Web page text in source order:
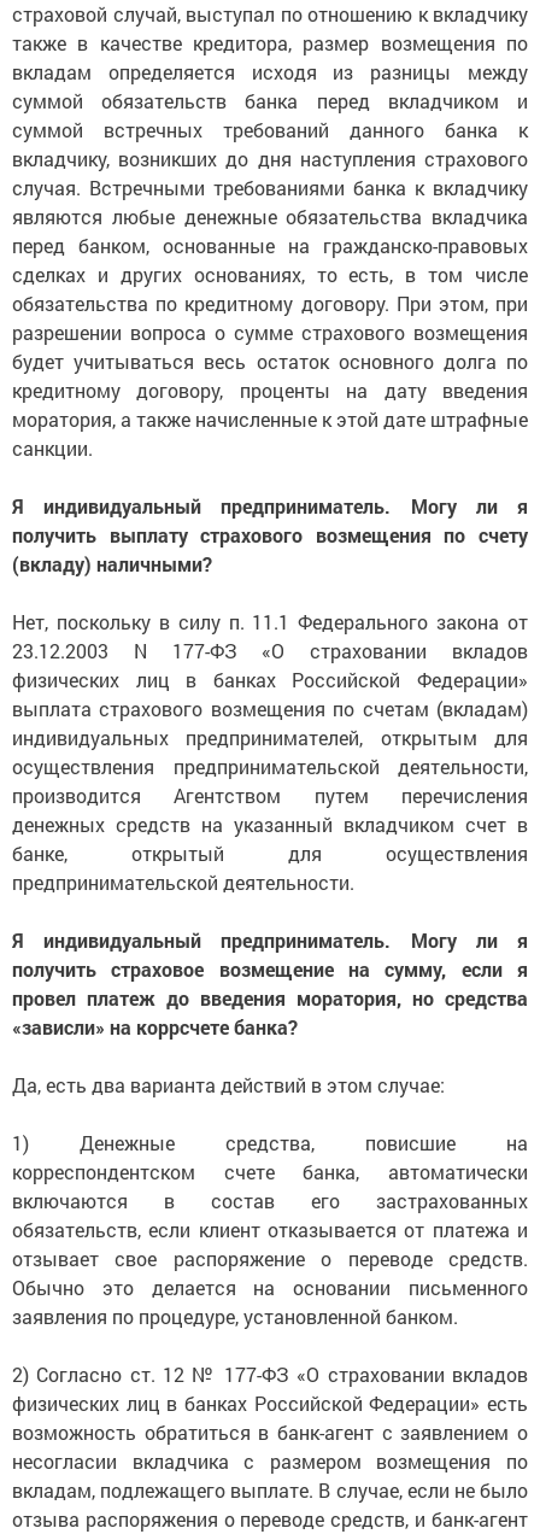
страховой случай, выступал по отношению к вкладчику
также в качестве кредитора, размер возмещения по
вкладам определяется исходя из разницы между
суммой обязательств банка перед вкладчиком и
суммой встречных требований данного банка к
вкладчику, возникших до дня наступления страхового
случая. Встречными требованиями банка к вкладчику
являются любые денежные обязательства вкладчика
перед банком, основанные на гражданско-правовых
сделках и других основаниях, то есть, в том числе
обязательства по кредитному договору. При этом, при
разрешении вопроса о сумме страхового возмещения
будет учитываться весь остаток основного долга по
кредитному договору, проценты на дату введения
моратория, а также начисленные к этой дате штрафные
санкции.
Я индивидуальный предприниматель. Могу ли я
получить выплату страхового возмещения по счету
(вкладу) наличными?
Нет, поскольку в силу п. 11.1 Федерального закона от
23.12.2003 N 177-ФЗ «О страховании вкладов
физических лиц в банках Российской Федерации»
выплата страхового возмещения по счетам (вкладам)
индивидуальных предпринимателей, открытым для
осуществления предпринимательской деятельности,
производится Агентством путем перечисления
денежных средств на указанный вкладчиком счет в
банке, открытый для осуществления
предпринимательской деятельности.
Я индивидуальный предприниматель. Могу ли я
получить страховое возмещение на сумму, если я
провел платеж до введения моратория, но средства
«зависли» на коррсчете банка?
Да, есть два варианта действий в этом случае:
1) Денежные средства, повисшие на
корреспондентском счете банка, автоматически
включаются в состав его застрахованных
обязательств, если клиент отказывается от платежа и
отзывает свое распоряжение о переводе средств.
Обычно это делается на основании письменного
заявления по процедуре, установленной банком.
2) Согласно ст. 12 № 177-ФЗ «О страховании вкладов
физических лиц в банках Российской Федерации» есть
возможность обратиться в банк-агент с заявлением о
несогласии вкладчика с размером возмещения по
вкладам, подлежащего выплате. В случае, если не было
отзыва распоряжения о переводе средств, и банк-агент